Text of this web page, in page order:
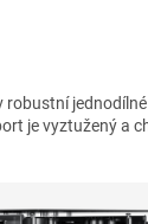
robustní
je vyztužený a